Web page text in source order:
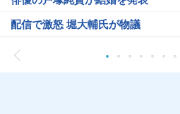
配信で激怒 堀大輔氏が物議